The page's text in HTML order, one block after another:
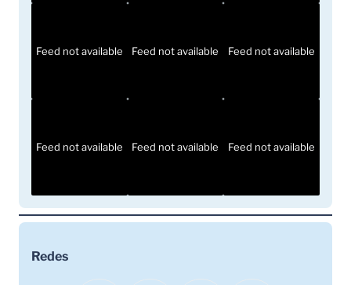
Feed not available Feed not available Feed not available
Feed not available Feed not available Feed not available
Redes